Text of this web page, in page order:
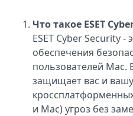
Что такое ESET
ESET Cyber Security -
обеспечения
пользователей Mac.
защищает вас и
и Mac) угроз без